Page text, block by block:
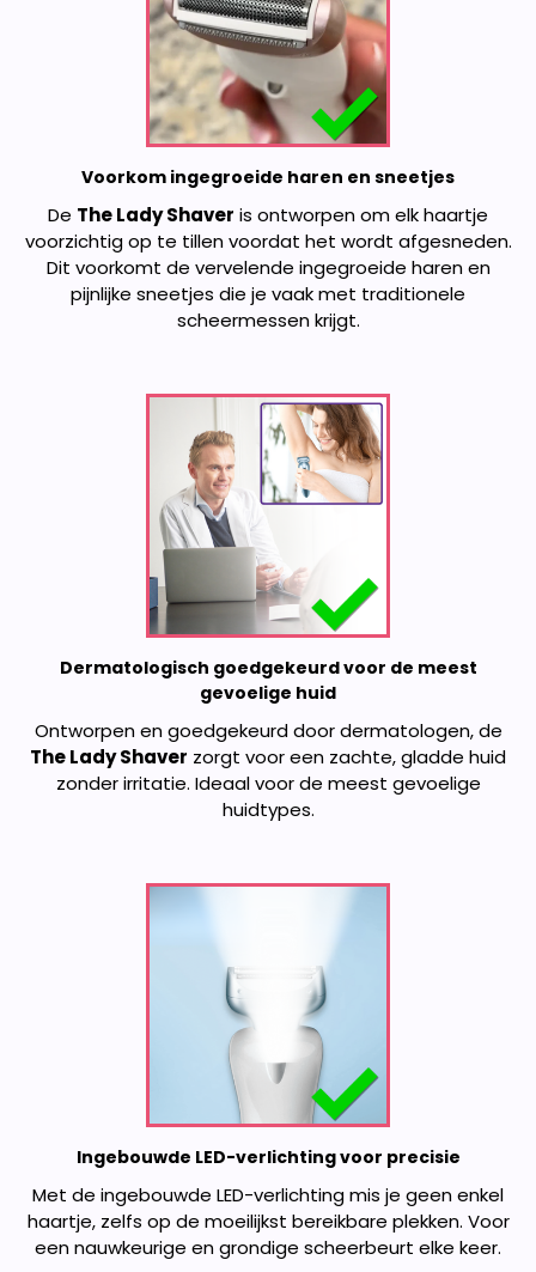
Voorkom ingegroeide haren en sneetjes
De The Lady Shaver is ontworpen om elk haartje
voorzichtig op te tillen voordat het wordt afgesneden.
Dit voorkomt de vervelende ingegroeide haren en
pijnlijke sneetjes die je vaak met traditionele
scheermessen krijgt.
Dermatologisch goedgekeurd voor de meest
gevoelige huid
Ontworpen en goedgekeurd door dermatologen, de
The Lady Shaver zorgt voor een zachte, gladde huid
zonder irritatie. Ideaal voor de meest gevoelige
huidtypes.
Ingebouwde LED-verlichting voor precisie
Met de ingebouwde LED-verlichting mis je geen enkel
haartje, zelfs op de moeilijkst bereikbare plekken. Voor
een nauwkeurige en grondige scheerbeurt elke keer.